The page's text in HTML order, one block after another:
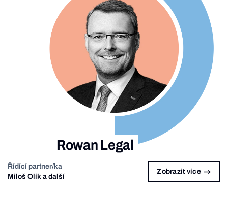
Rowan Legal
Řídící partner/ka
Miloš Olík a další
Zobrazit více